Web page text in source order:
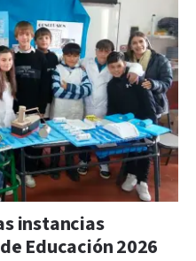
instancias
Educación 2026